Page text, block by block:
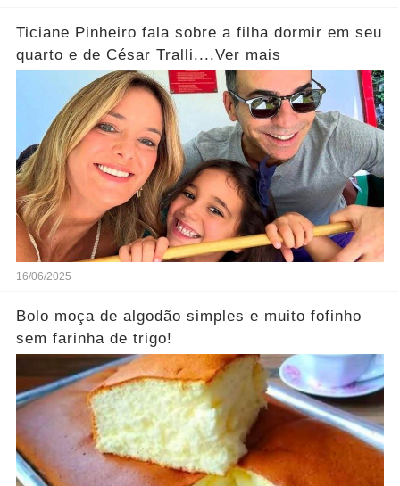
Ticiane Pinheiro fala sobre a filha dormir em seu
quarto e de César Tralli....Ver mais
16/06/2025
Bolo moça de algodão simples e muito fofinho
sem farinha de trigo!